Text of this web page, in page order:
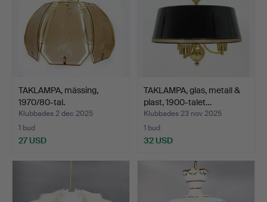
TAKLAMPA, mässing,
1970/80-tal.
Klubbades 2 dec 2025
1 bud
27 USD
TAKLAMPA, glas, metall &
plast, 1900-talet…
Klubbades 23 nov 2025
1 bud
32 USD